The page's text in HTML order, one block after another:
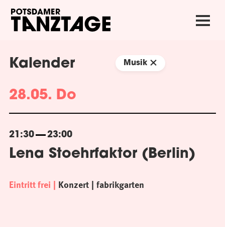
Kalender Musik
28.05. Do
21:30 23:00
Lena Stoehrfaktor (Berlin)
Eintritt frei Konzert fabrikgarten